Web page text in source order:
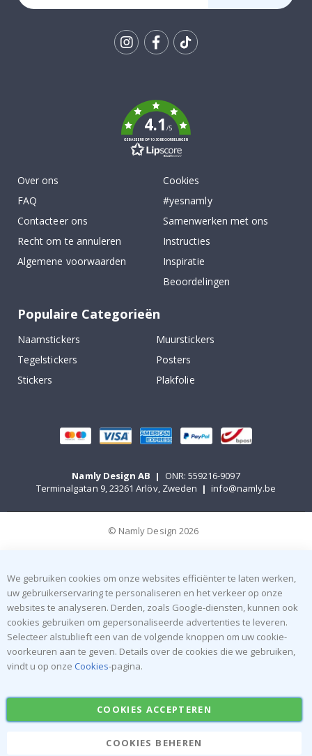
4.1/5
GEBASEERD OP 1030 BEOORDELINGEN
Over ons
FAQ
Contacteer ons
Recht om te annuleren
Algemene voorwaarden
Cookies
#yesnamly
Samenwerken met ons
Instructies
Inspiratie
Beoordelingen
Populaire Categorieën
Naamstickers
Muurstickers
Tegelstickers
Posters
Stickers
Plakfolie
Namly Design AB |
ONR: 559216-9097
Terminalgatan 9, 23261 Arlöv, Zweden | info@namly.be
© Namly Design 2026
We gebruiken cookies om onze websites efficiënter te laten werken,
uw gebruikerservaring te personaliseren en het verkeer op onze
websites te analyseren. Derden, zoals Google-diensten, kunnen ook
cookies gebruiken om gepersonaliseerde advertenties te leveren.
Selecteer alstublieft een van de volgende knoppen om uw cookie-
voorkeuren aan te geven. Details over de cookies die we gebruiken,
vindt u op onze Cookies-pagina.
COOKIES ACCEPTEREN
COOKIES BEHEREN